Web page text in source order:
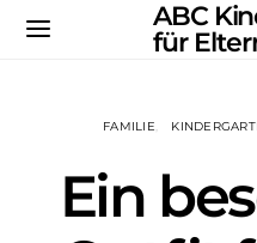
ABC
für
FAMILIE
Ein